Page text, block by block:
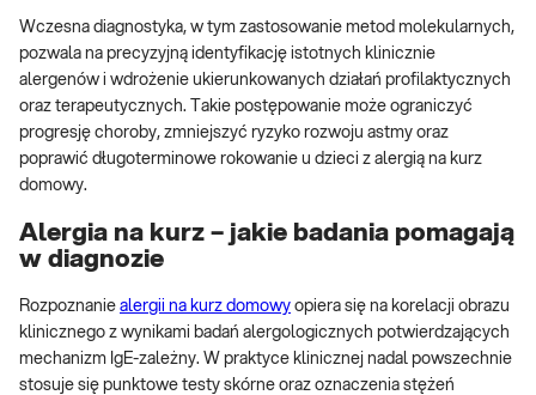
Wczesna diagnostyka, w tym zastosowanie metod molekularnych,
pozwala na precyzyjną identyfikację istotnych klinicznie
alergenów i wdrożenie ukierunkowanych działań profilaktycznych
oraz terapeutycznych. Takie postępowanie może ograniczyć
progresję choroby, zmniejszyć ryzyko rozwoju astmy oraz
poprawić długoterminowe rokowanie u dzieci z alergią na kurz
domowy.
Alergia na kurz – jakie badania pomagają
w diagnozie
Rozpoznanie alergii na kurz domowy opiera się na korelacji obrazu
klinicznego z wynikami badań alergologicznych potwierdzających
mechanizm IgE-zależny. W praktyce klinicznej nadal powszechnie
stosuje się punktowe testy skórne oraz oznaczenia stężeń